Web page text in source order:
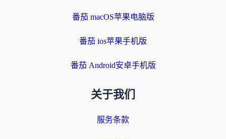
番茄 macOS苹果电脑版
番茄 ios苹果手机版
番茄 Android安卓手机版
关于我们
服务条款